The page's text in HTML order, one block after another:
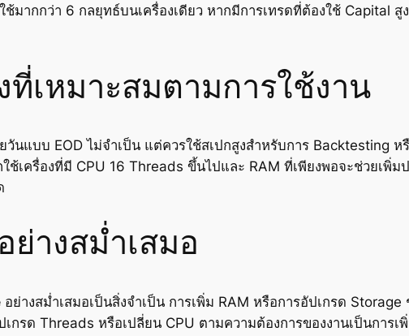
ช้มากกว่า 6 กลยุทธ์บนเครื่องเดียว หากมีการเทรดที่ต้องใช้ Capital
ที่เหมาะสมตามการใช้งาน
วันแบบ EOD ไม่จำเป็น แต่ควรใช้สเปกสูงสำหรับการ Backtesting
ใช้เครื่องที่มี CPU 16 Threads ขึ้นไปและ RAM ที่เพียงพอจะช่วยเพิ่
ย่างสม่ำเสมอ
อย่างสม่ำเสมอเป็นสิ่งจำเป็น การเพิ่ม RAM หรือการอัปเกรด
เกรด Threads หรือเปลี่ยน CPU ตามความต้องการของงานเป็นการ